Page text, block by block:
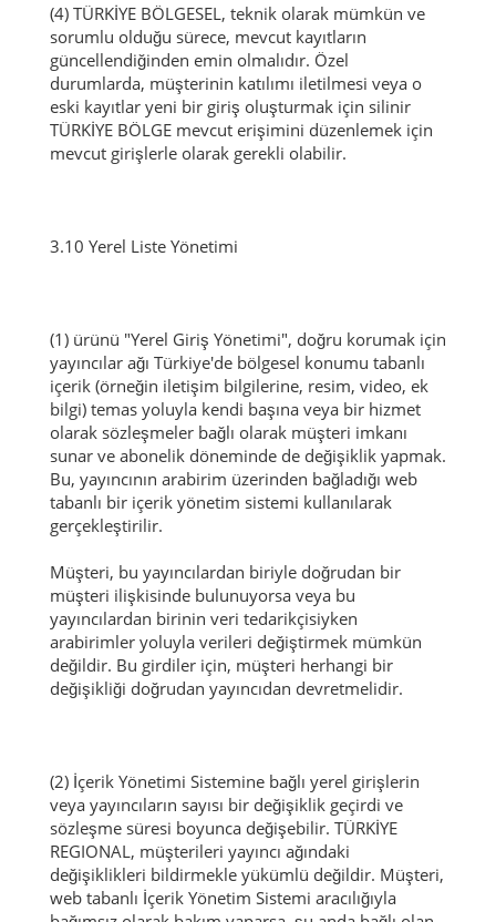
(4) TÜRKİYE BÖLGESEL, teknik olarak mümkün ve
sorumlu olduğu sürece, mevcut kayıtların
güncellendiğinden emin olmalıdır. Özel
durumlarda, müşterinin katılımı iletilmesi veya o
eski kayıtlar yeni bir giriş oluşturmak için silinir
TÜRKİYE BÖLGE mevcut erişimini düzenlemek için
mevcut girişlerle olarak gerekli olabilir.
3.10 Yerel Liste Yönetimi
(1) ürünü "Yerel Giriş Yönetimi", doğru korumak için
yayıncılar ağı Türkiye'de bölgesel konumu tabanlı
içerik (örneğin iletişim bilgilerine, resim, video, ek
bilgi) temas yoluyla kendi başına veya bir hizmet
olarak sözleşmeler bağlı olarak müşteri imkanı
sunar ve abonelik döneminde de değişiklik yapmak.
Bu, yayıncının arabirim üzerinden bağladığı web
tabanlı bir içerik yönetim sistemi kullanılarak
gerçekleştirilir.
Müşteri, bu yayıncılardan biriyle doğrudan bir
müşteri ilişkisinde bulunuyorsa veya bu
yayıncılardan birinin veri tedarikçisiyken
arabirimler yoluyla verileri değiştirmek mümkün
değildir. Bu girdiler için, müşteri herhangi bir
değişikliği doğrudan yayıncıdan devretmelidir.
(2) İçerik Yönetimi Sistemine bağlı yerel girişlerin
veya yayıncıların sayısı bir değişiklik geçirdi ve
sözleşme süresi boyunca değişebilir. TÜRKİYE
REGIONAL, müşterileri yayıncı ağındaki
değişiklikleri bildirmekle yükümlü değildir. Müşteri,
web tabanlı İçerik Yönetim Sistemi aracılığıyla